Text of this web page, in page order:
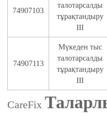
74907103
талотарсалды
тұрақтандыру
III
74907113
Мүкеден тыс
талотарсалды
тұрақтандыру
III
CareFix